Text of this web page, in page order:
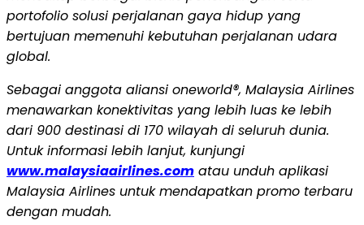
portofolio solusi perjalanan gaya hidup yang
bertujuan memenuhi kebutuhan perjalanan udara
global.
Sebagai anggota aliansi oneworld®, Malaysia Airlines
menawarkan konektivitas yang lebih luas ke lebih
dari 900 destinasi di 170 wilayah di seluruh dunia.
Untuk informasi lebih lanjut, kunjungi
www.malaysiaairlines.com atau unduh aplikasi
Malaysia Airlines untuk mendapatkan promo terbaru
dengan mudah.